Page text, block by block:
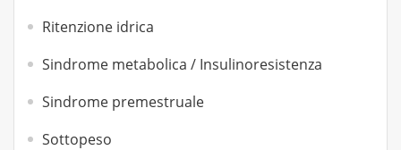
Ritenzione idrica
Sindrome metabolica / Insulinoresistenza
Sindrome premestruale
Sottopeso